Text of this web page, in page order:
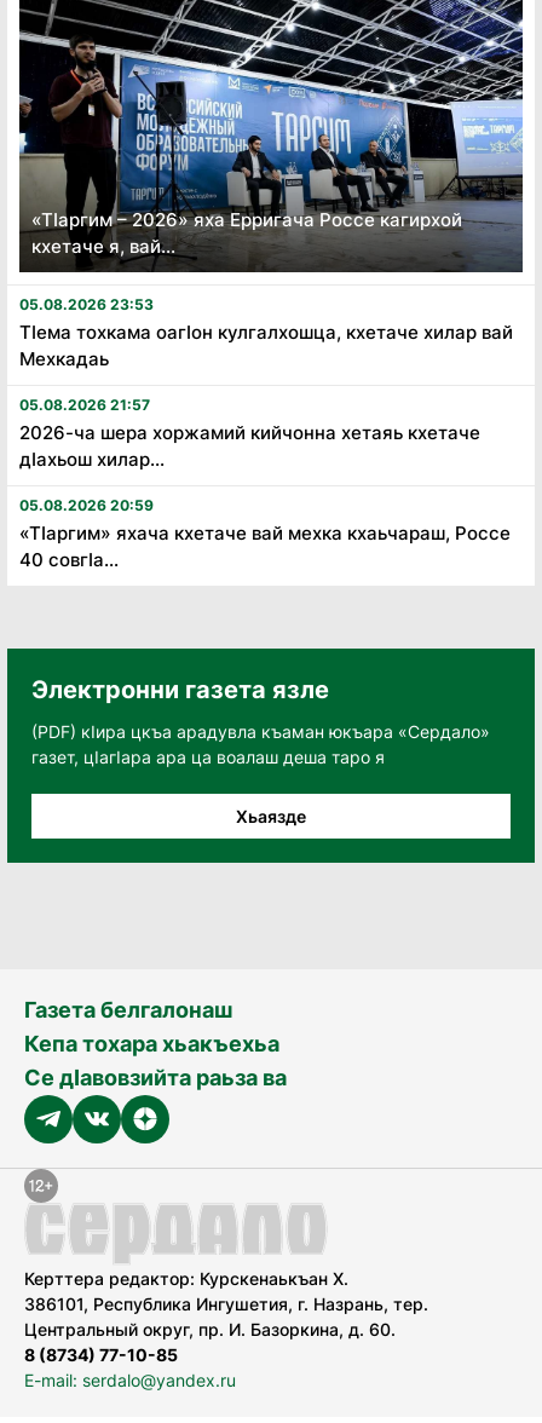
«Тӏаргим – 2026» яха Ерригача Россе кагирхой
кхетаче я, вай...
05.08.2026 23:53
Тӏема тохкама оагӏон кулгалхошца, кхетаче хилар вай
Мехкадаь
05.08.2026 21:57
2026-ча шера хоржамий кийчонна хетаяь кхетаче
дӏахьош хилар...
05.08.2026 20:59
«Тӏаргим» яхача кхетаче вай мехка кхаьчараш, Россе
40 совгӏа...
Электронни газета язле
(PDF) кӀира цкъа арадувла къаман юкъара «Сердало»
газет, цӀагӀара ара ца воалаш деша таро я
Хьаязде
Газета белгалонаш
Кепа тохара хьакъехьа
Се дӀавовзийта раьза ва
Керттера редактор: Курскенаькъан Х.
386101, Республика Ингушетия, г. Назрань, тер.
Центральный округ, пр. И. Базоркина, д. 60.
8 (8734) 77-10-85
E-mail: serdalo@yandex.ru